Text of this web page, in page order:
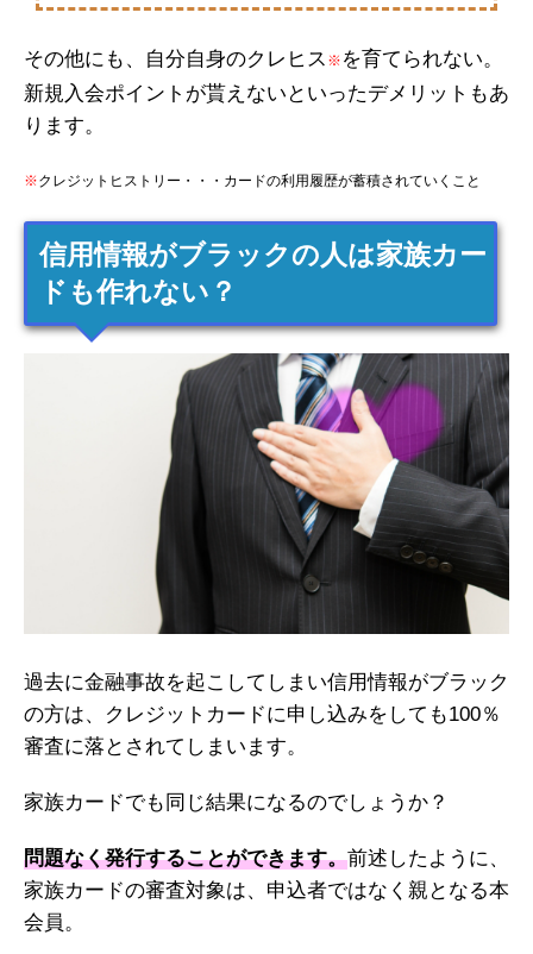
その他にも、自分自身のクレヒス ※ を育てられない。
新規入会ポイントが貰えないといったデメリットもあ
ります。
※クレジットヒストリー・・・カードの利用履歴が蓄積されていくこと
信用情報がブラックの人は家族カー
ドも作れない？
過去に金融事故を起こしてしまい信用情報がブラック
の方は、クレジットカードに申し込みをしても100％
審査に落とされてしまいます。
家族カードでも同じ結果になるのでしょうか？
問題なく発行することができます。前述したように、
家族カードの審査対象は、申込者ではなく親となる本
会員。